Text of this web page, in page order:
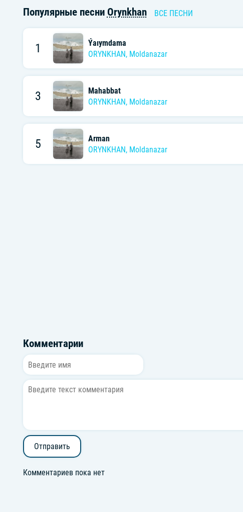
Популярные песни Orynkhan ВСЕ ПЕСНИ
1
Ýaıymdama
ORYNKHAN, Moldanazar
3
Mahabbat
ORYNKHAN, Moldanazar
5
Arman
ORYNKHAN, Moldanazar
Комментарии
Отправить
Комментариев пока нет